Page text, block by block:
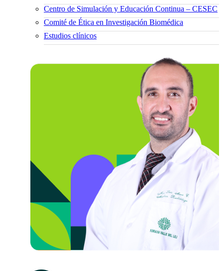
Centro de Simulación y Educación Continua – CESEC
Comité de Ética en Investigación Biomédica
Estudios clínicos